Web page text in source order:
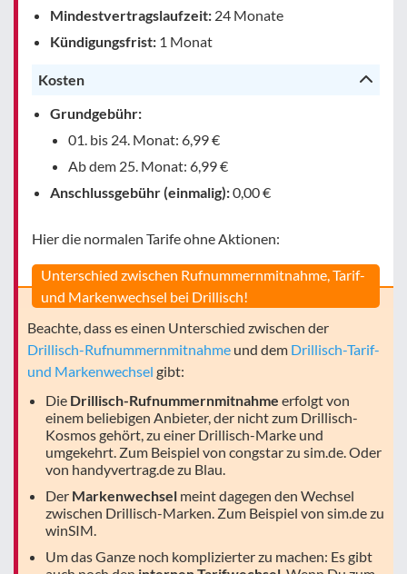
Mindestvertragslaufzeit: 24 Monate
Kündigungsfrist: 1 Monat
Kosten
Grundgebühr:
01. bis 24. Monat: 6,99 €
Ab dem 25. Monat: 6,99 €
Anschlussgebühr (einmalig):0,00 €
Hier die normalen Tarife ohne Aktionen:
Unterschied zwischen Rufnummernmitnahme, Tarif-
und Markenwechsel bei Drillisch!
Beachte, dass es einen Unterschied zwischen der
Drillisch-Rufnummernmitnahme und dem Drillisch-Tarif-
und Markenwechsel gibt:
Die Drillisch-Rufnummernmitnahme erfolgt von
einem beliebigen Anbieter, der nicht zum Drillisch-
Kosmos gehört, zu einer Drillisch-Marke und
umgekehrt. Zum Beispiel von congstar zu sim.de. Oder
von handyvertrag.de zu Blau.
Der Markenwechsel meint dagegen den Wechsel
zwischen Drillisch-Marken. Zum Beispiel von sim.de zu
winSIM.
Um das Ganze noch komplizierter zu machen: Es gibt